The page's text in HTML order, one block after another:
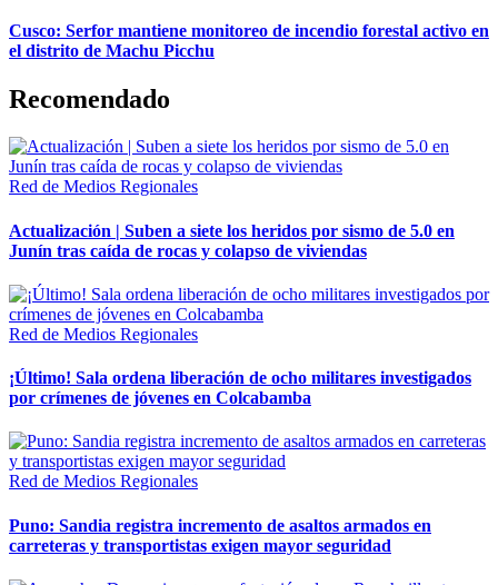
Cusco: Serfor mantiene monitoreo de incendio forestal activo en
el distrito de Machu Picchu
Recomendado
Red de Medios Regionales
Actualización | Suben a siete los heridos por sismo de 5.0 en
Junín tras caída de rocas y colapso de viviendas
Red de Medios Regionales
¡Último! Sala ordena liberación de ocho militares investigados
por crímenes de jóvenes en Colcabamba
Red de Medios Regionales
Puno: Sandia registra incremento de asaltos armados en
carreteras y transportistas exigen mayor seguridad